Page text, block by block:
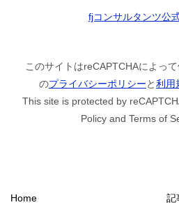
fjコンサルタンツ公
このサイトはreCAPTCHAによっ
のプライバシーポリシーと利用
This site is protected by
Policy and Terms of
Home 記